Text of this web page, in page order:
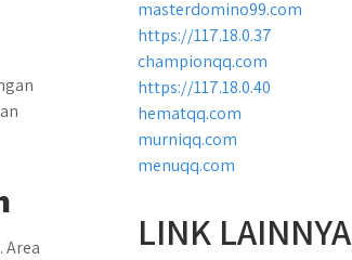
masterdomino99.com
https://117.18.0.37
championqq.com
https://117.18.0.40
hematqq.com
murniqq.com
menuqq.com
LINK LAINNYA